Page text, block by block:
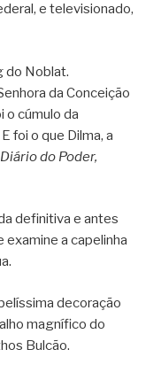
e televisionado,
do Noblat.
da Conceição
o cúmulo da
foi o que Dilma, a
do Poder,
definitiva e antes
a capelinha
decoração
magnífico do
Bulcão.